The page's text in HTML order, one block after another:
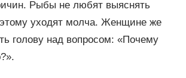
Рыбы не любят выяснять
уходят молча. Женщине же
голову над вопросом: «Почему